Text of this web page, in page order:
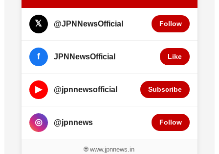
𝕏 @JPNNewsOfficial Follow
f JPNNewsOfficial Like
▶ @jpnnewsofficial Subscribe
◎ @jpnnews Follow
🌐 www.jpnnews.in